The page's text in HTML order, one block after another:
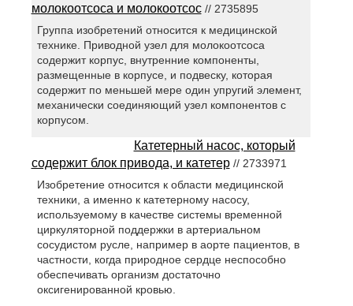
молокоотсоса и молокоотсос// 2735895
Группа изобретений относится к медицинской
технике. Приводной узел для молокоотсоса
содержит корпус, внутренние компоненты,
размещенные в корпусе, и подвеску, которая
содержит по меньшей мере один упругий элемент,
механически соединяющий узел компонентов с
корпусом.
Катетерный насос, который
содержит блок привода, и катетер// 2733971
Изобретение относится к области медицинской
техники, а именно к катетерному насосу,
используемому в качестве системы временной
циркуляторной поддержки в артериальном
сосудистом русле, например в аорте пациентов, в
частности, когда природное сердце неспособно
обеспечивать организм достаточно
оксигенированной кровью.